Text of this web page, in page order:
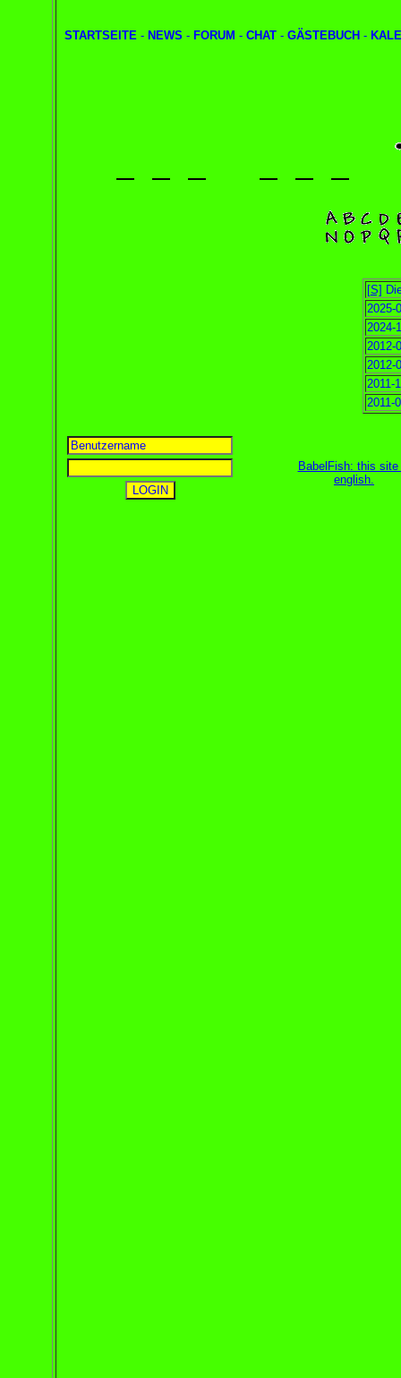
STARTSEITE - NEWS - FORUM - CHAT - GÄSTEBUCH -
[S]
2025-
2024-
2012-
2012-
2011-
2011-
BabelFish: this site
english.